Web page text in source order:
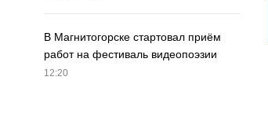
В Магнитогорске стартовал приём
работ на фестиваль видеопоэзии
12:20